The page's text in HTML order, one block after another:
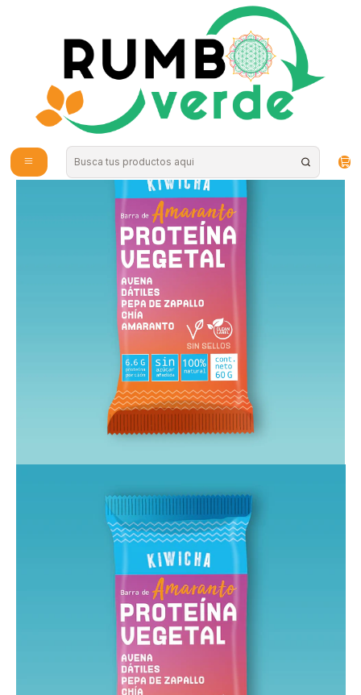
Envío gratis por compras sobre los 59.990 en la provincia de Santiago
Barra Proteina Vegetal Amaranto 60g Kiwicha